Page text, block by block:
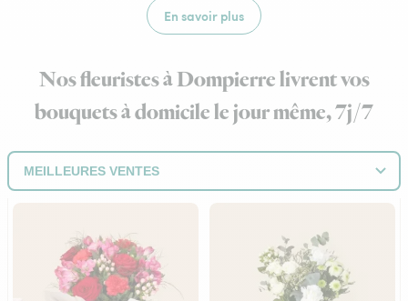
En savoir plus
Nos fleuristes à Dompierre livrent vos
bouquets à domicile le jour même, 7j/7